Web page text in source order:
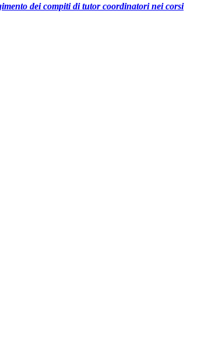
dei compiti di tutor coordinatori nei corsi